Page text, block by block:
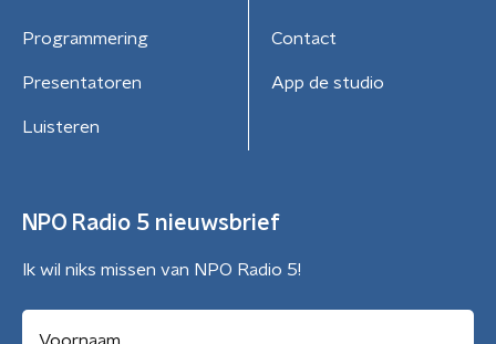
Programmering
Presentatoren
Luisteren
Contact
App de studio
NPO Radio 5 nieuwsbrief
Ik wil niks missen van NPO Radio 5!